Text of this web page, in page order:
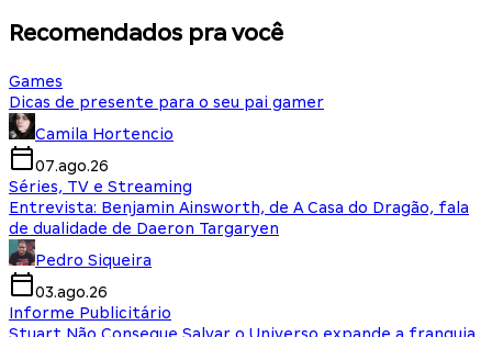
Recomendados pra você
Games
Dicas de presente para o seu pai gamer
Camila Hortencio
07.ago.26
Séries, TV e Streaming
Entrevista: Benjamin Ainsworth, de A Casa do Dragão, fala
de dualidade de Daeron Targaryen
Pedro Siqueira
03.ago.26
Informe Publicitário